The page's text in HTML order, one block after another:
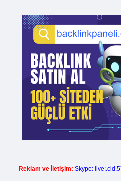
Reklam ve İletişim: Skype: